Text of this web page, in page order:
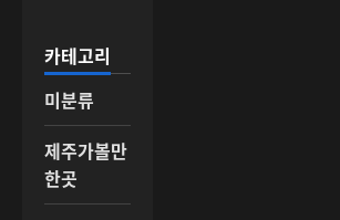
카테고리
미분류
제주가볼만
한곳